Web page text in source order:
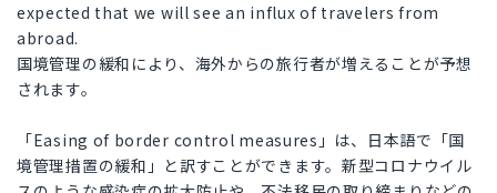
expected that we will see an influx of travelers from
abroad.
国境管理の緩和により、海外からの旅行者が増えることが予想
されます。
「Easing of border control measures」は、日本語で「国
境管理措置の緩和」と訳すことができます。新型コロナウイル